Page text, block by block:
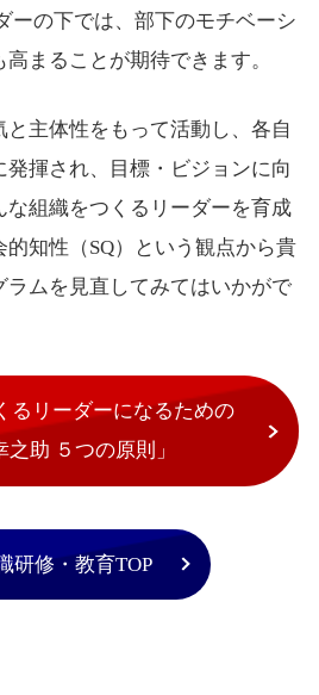
ーの下では、部下のモチベーシ
まることが期待できます。
と主体性をもって活動し、各自
揮され、目標・ビジョンに向
な組織をつくるリーダーを育成
的知性（SQ）という観点から貴
ムを見直してみてはいかがで
るリーダーになるための
之助 ５つの原則」
研修・教育TOP